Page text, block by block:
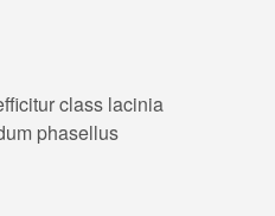
class lacinia
phasellus